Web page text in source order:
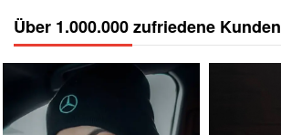
Über 1.000.000 zufriedene Kunden